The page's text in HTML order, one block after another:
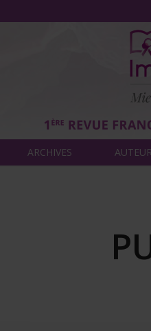
ARCHIVES